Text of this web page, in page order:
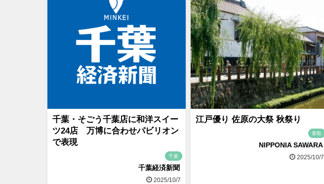
千葉・そごう千葉店に和洋スイー
ツ24店 万博に合わせパビリオン
で表現
千葉
千葉経済新聞
2025/10/7
江戸優り 佐原の大祭 秋祭り
香取
NIPPONIA SAWARA
2025/10/7